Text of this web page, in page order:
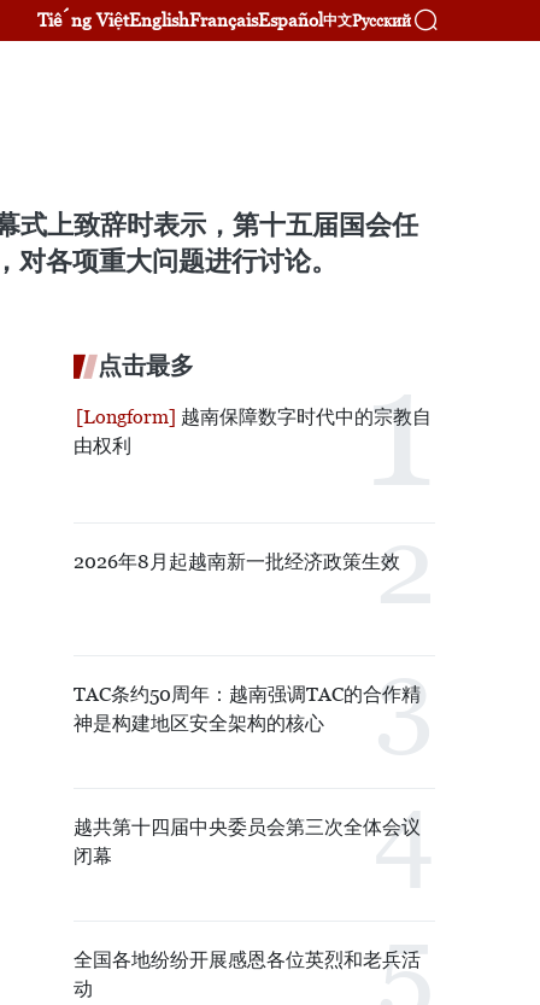
Tiếng ViệtEnglishFrançaisEspañol中文Русский
式上致辞时表示，第十五届国会任
各项重大问题进行讨论。
点击最多
越南保障数字时代中的宗教自
由权利
2026年8月起越南新一批经济政策生效
TAC条约50周年：越南强调TAC的合作精
神是构建地区安全架构的核心
越共第十四届中央委员会第三次全体会议
闭幕
全国各地纷纷开展感恩各位英烈和老兵活
动